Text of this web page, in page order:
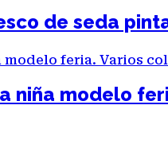
de seda
niña modelo